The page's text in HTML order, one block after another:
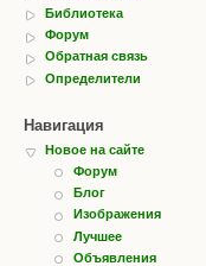
Библиотека
Форум
Обратная связь
Определители
Навигация
Новое на сайте
Форум
Блог
Изображения
Лучшее
Объявления